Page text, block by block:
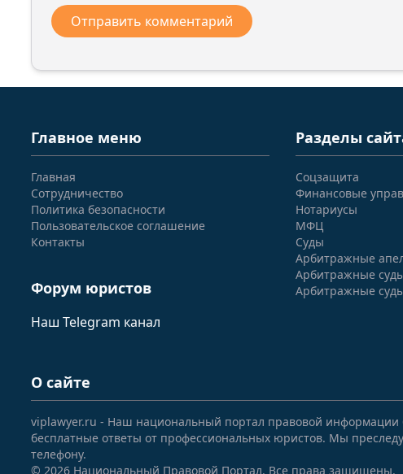
Главное меню
Главная
Сотрудничество
Политика безопасности
Пользовательское соглашение
Контакты
Форум юристов
Наш Telegram канал
Разделы
Соцзащита
Финансовые
Нотариусы
МФЦ
Суды
Арбитражные
Арбитражные
Арбитражные
О сайте
viplawyer.ru - Наш национальный портал правовой информации
бесплатные ответы от профессиональных юристов. Мы
телефону.
© 2026 Национальный Правовой Портал. Все права защищены.